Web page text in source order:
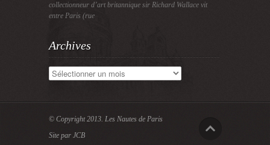
collectionneur d’art britannique sir Richard Wallace vit
entre Paris (rue
Archives
Archives
© Copyright 2013. Les Nautes de Paris
Site par JCB